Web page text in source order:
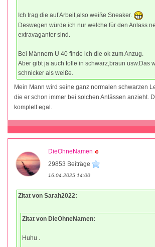
Ich trag die auf Arbeit,also weiße Sneaker.
Deswegen würde ich nur welche für den Anlass
extravaganter sind.
Bei Männern U 40 finde ich die ok zum Anzug.
Aber gibt ja auch tolle in schwarz,braun usw.Das
schnicker als weiße.
Mein Mann wird seine ganz normalen schwarzen
die er schon immer bei solchen Anlässen anzieht.
komplett egal.
DieOhneNamen
29853 Beiträge
16.04.2025 14:00
Zitat von Sarah2022:
Zitat von DieOhneNamen:
Huhu .